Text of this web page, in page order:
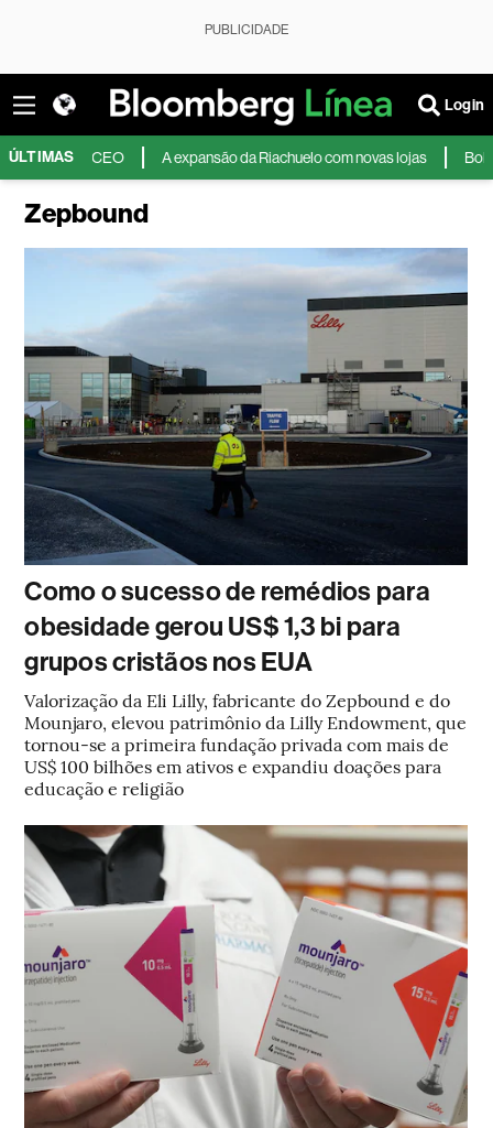
PUBLICIDADE
Login
ÚLTIMAS
CEO A expansão da Riachuelo com novas lojas Bolsas
Zepbound
Como o sucesso de remédios para
obesidade gerou US$ 1,3 bi para
grupos cristãos nos EUA
Valorização da Eli Lilly, fabricante do Zepbound e do
Mounjaro, elevou patrimônio da Lilly Endowment, que
tornou-se a primeira fundação privada com mais de
US$ 100 bilhões em ativos e expandiu doações para
educação e religião